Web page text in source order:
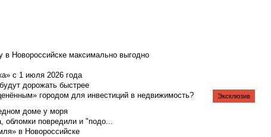
в Новороссийске максимально выгодно
с 1 июля 2026 года
дорожать быстрее
городом для инвестиций в недвижимость?
доме у моря
обломки повредили и "подо...
в Новороссийске
Эксклюзив